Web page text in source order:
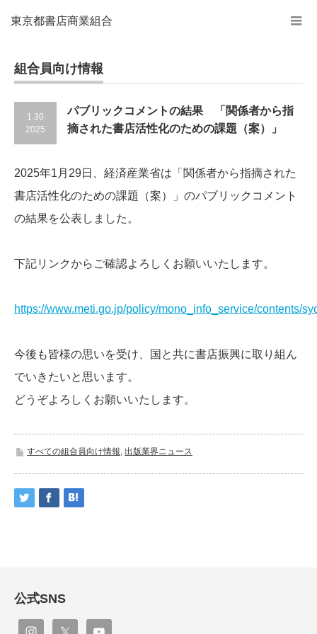
東京都書店商業組合
組合員向け情報
1.30
2025
パブリックコメントの結果 「関係者から指
摘された書店活性化のための課題（案）」
2025年1月29日、経済産業省は「関係者から指摘された
書店活性化のための課題（案）」のパブリックコメント
の結果を公表しました。
下記リンクからご確認よろしくお願いいたします。
https://www.meti.go.jp/policy/mono_info_service/contents/
今後も皆様の思いを受け、国と共に書店振興に取り組ん
でいきたいと思います。
どうぞよろしくお願いいたします。
すべての組合員向け情報, 出版業界ニュース
公式SNS